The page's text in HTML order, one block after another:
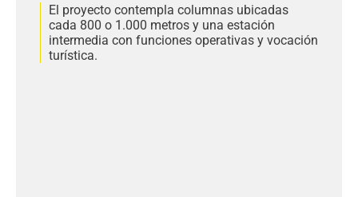
El proyecto contempla columnas ubicadas
cada 800 o 1.000 metros y una estación
intermedia con funciones operativas y vocación
turística.